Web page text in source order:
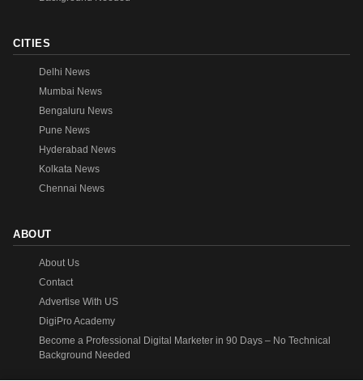
CITIES
Delhi News
Mumbai News
Bengaluru News
Pune News
Hyderabad News
Kolkata News
Chennai News
ABOUT
About Us
Contact
Advertise With US
DigiPro Academy
Become a Professional Digital Marketer in 90 Days – No Technical
Background Needed